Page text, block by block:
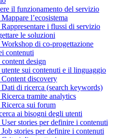
il funzionamento del servizio
l’ecosistema
i flussi di servizio
le soluzioni
Workshop di co-progettazione
contenuti
design
sui contenuti e il linguaggio
discovery
di ricerca (search keywords)
tramite analytics
sui forum
ai bisogni degli utenti
stories per definire i contenuti
stories per definire i contenuti